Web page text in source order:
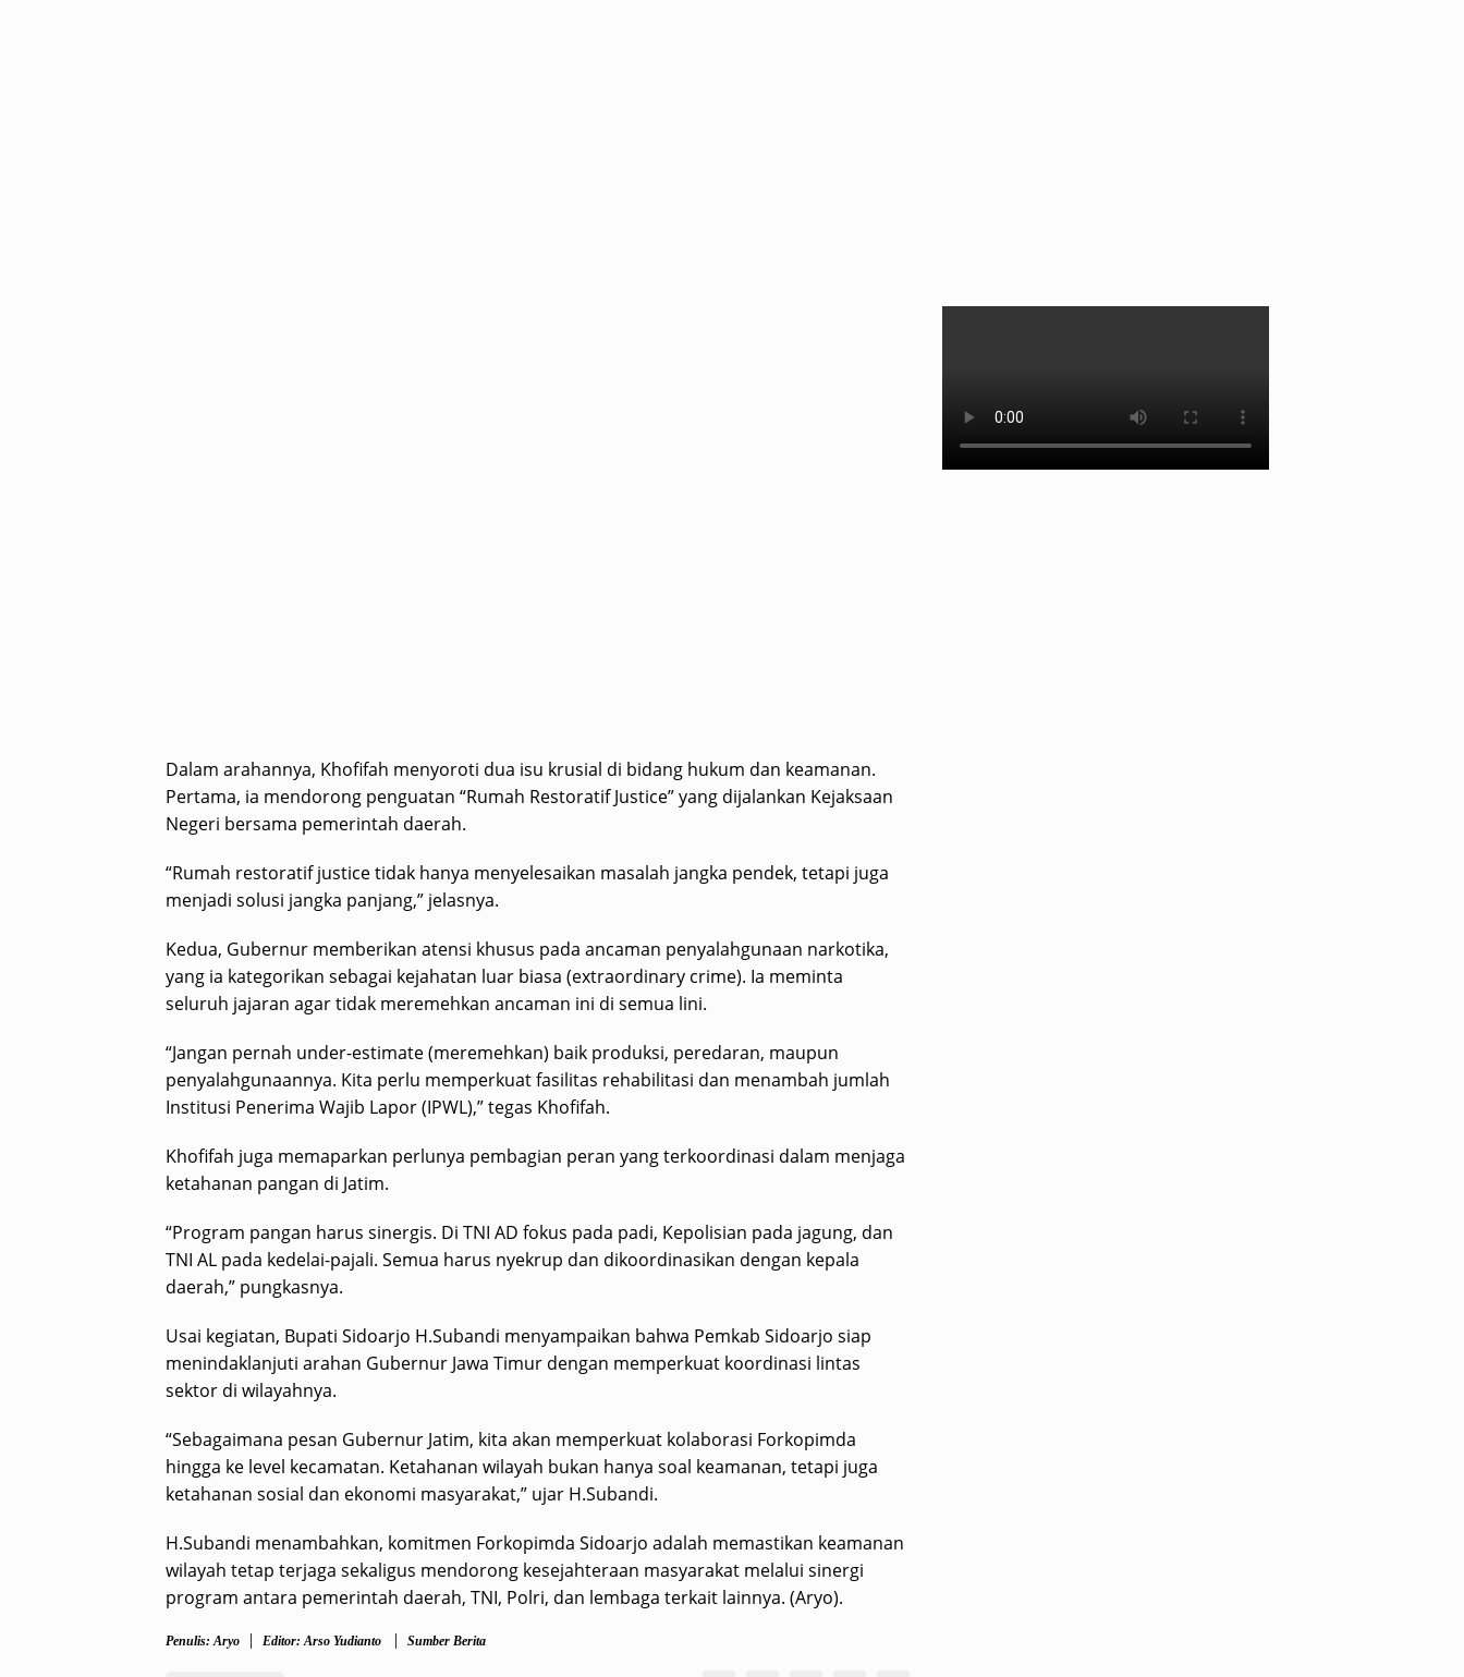
Dalam arahannya, Khofifah menyoroti dua isu krusial di bidang hukum dan keamanan.
Pertama, ia mendorong penguatan “Rumah Restoratif Justice” yang dijalankan Kejaksaan
Negeri bersama pemerintah daerah.
“Rumah restoratif justice tidak hanya menyelesaikan masalah jangka pendek, tetapi juga
menjadi solusi jangka panjang,” jelasnya.
Kedua, Gubernur memberikan atensi khusus pada ancaman penyalahgunaan narkotika,
yang ia kategorikan sebagai kejahatan luar biasa (extraordinary crime). Ia meminta
seluruh jajaran agar tidak meremehkan ancaman ini di semua lini.
“Jangan pernah under-estimate (meremehkan) baik produksi, peredaran, maupun
penyalahgunaannya. Kita perlu memperkuat fasilitas rehabilitasi dan menambah jumlah
Institusi Penerima Wajib Lapor (IPWL),” tegas Khofifah.
Khofifah juga memaparkan perlunya pembagian peran yang terkoordinasi dalam menjaga
ketahanan pangan di Jatim.
“Program pangan harus sinergis. Di TNI AD fokus pada padi, Kepolisian pada jagung, dan
TNI AL pada kedelai-pajali. Semua harus nyekrup dan dikoordinasikan dengan kepala
daerah,” pungkasnya.
Usai kegiatan, Bupati Sidoarjo H.Subandi menyampaikan bahwa Pemkab Sidoarjo siap
menindaklanjuti arahan Gubernur Jawa Timur dengan memperkuat koordinasi lintas
sektor di wilayahnya.
“Sebagaimana pesan Gubernur Jatim, kita akan memperkuat kolaborasi Forkopimda
hingga ke level kecamatan. Ketahanan wilayah bukan hanya soal keamanan, tetapi juga
ketahanan sosial dan ekonomi masyarakat,” ujar H.Subandi.
H.Subandi menambahkan, komitmen Forkopimda Sidoarjo adalah memastikan keamanan
wilayah tetap terjaga sekaligus mendorong kesejahteraan masyarakat melalui sinergi
program antara pemerintah daerah, TNI, Polri, dan lembaga terkait lainnya. (Aryo).
Penulis: Aryo Editor: Arso Yudianto Sumber Berita